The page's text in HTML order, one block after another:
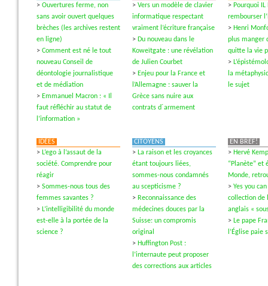
> Ouvertures ferme, non
sans avoir ouvert quelques
brèches (les archives restent
en ligne)
> Comment est né le tout
nouveau Conseil de
déontologie journalistique
et de médiation
> Emmanuel Macron : « Il
faut réfléchir au statut de
l’information »
> Vers un modèle de clavier
informatique respectant
vraiment l’écriture française
> Du nouveau dans le
Koweïtgate : une révélation
de Julien Courbet
> Enjeu pour la France et
l’Allemagne : sauver la
Grèce sans nuire aux
contrats d´armement
> Pourquoi IL
rembourser
> Henri
plus manger
quitte la vie
>
la
le sujet
IDÉES
> L’ego à l’assaut de la
société. Comprendre pour
réagir
> Sommes-nous tous des
femmes savantes ?
> L’intelligibilité du monde
est-elle à la portée de la
science ?
CITOYENS
> La raison et les croyances
étant toujours liées,
sommes-nous condamnés
au scepticisme ?
> Reconnaissance des
médecines douces par la
Suisse: un compromis
original
> Huffington Post :
l’internaute peut proposer
des corrections aux articles
EN BREF!
> Hervé
“Planète” et
Monde,
> Yes you
collection de
anglais «
> Le pape
l’Église paie